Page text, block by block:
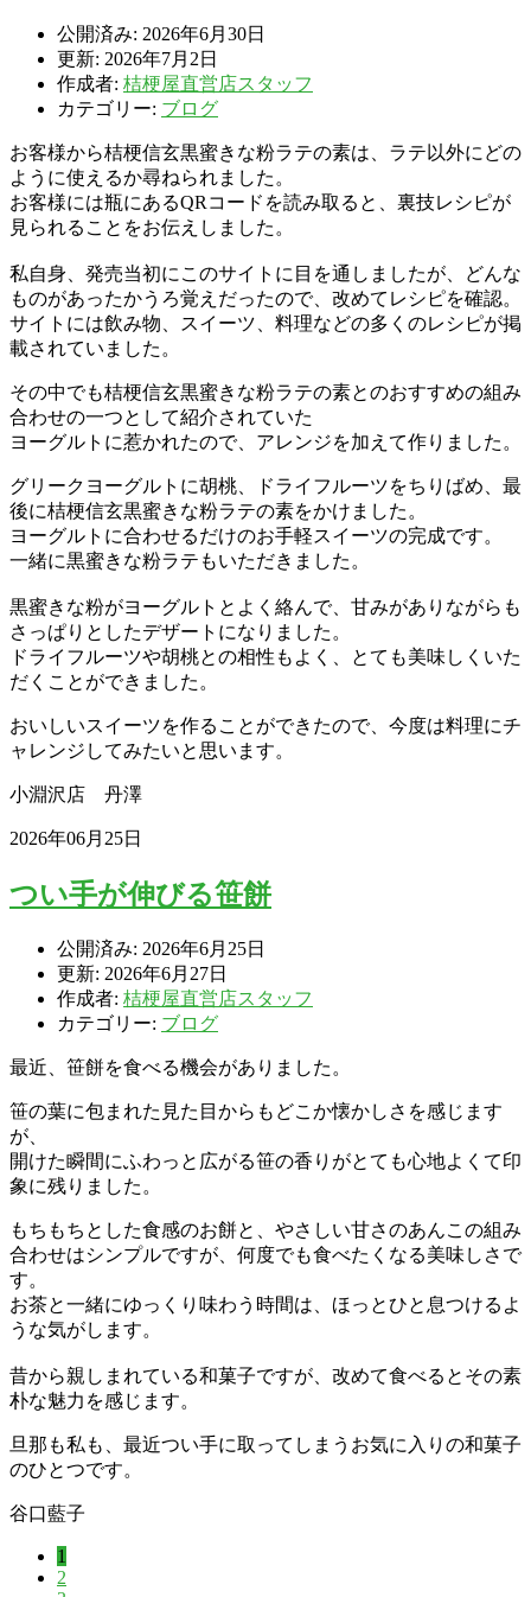
公開済み: 2026年6月30日
更新: 2026年7月2日
作成者: 桔梗屋直営店スタッフ
カテゴリー: ブログ
お客様から桔梗信玄黒蜜きな粉ラテの素は、ラテ以外にどの
ように使えるか尋ねられました。
お客様には瓶にあるQRコードを読み取ると、裏技レシピが
見られることをお伝えしました。
私自身、発売当初にこのサイトに目を通しましたが、どんな
ものがあったかうろ覚えだったので、改めてレシピを確認。
サイトには飲み物、スイーツ、料理などの多くのレシピが掲
載されていました。
その中でも桔梗信玄黒蜜きな粉ラテの素とのおすすめの組み
合わせの一つとして紹介されていた
ヨーグルトに惹かれたので、アレンジを加えて作りました。
グリークヨーグルトに胡桃、ドライフルーツをちりばめ、最
後に桔梗信玄黒蜜きな粉ラテの素をかけました。
ヨーグルトに合わせるだけのお手軽スイーツの完成です。
一緒に黒蜜きな粉ラテもいただきました。
黒蜜きな粉がヨーグルトとよく絡んで、甘みがありながらも
さっぱりとしたデザートになりました。
ドライフルーツや胡桃との相性もよく、とても美味しくいた
だくことができました。
おいしいスイーツを作ることができたので、今度は料理にチ
ャレンジしてみたいと思います。
小淵沢店 丹澤
2026年06月25日
つい手が伸びる笹餅
公開済み: 2026年6月25日
更新: 2026年6月27日
作成者: 桔梗屋直営店スタッフ
カテゴリー: ブログ
最近、笹餅を食べる機会がありました。
笹の葉に包まれた見た目からもどこか懐かしさを感じます
が、
開けた瞬間にふわっと広がる笹の香りがとても心地よくて印
象に残りました。
もちもちとした食感のお餅と、やさしい甘さのあんこの組み
合わせはシンプルですが、何度でも食べたくなる美味しさで
す。
お茶と一緒にゆっくり味わう時間は、ほっとひと息つけるよ
うな気がします。
昔から親しまれている和菓子ですが、改めて食べるとその素
朴な魅力を感じます。
旦那も私も、最近つい手に取ってしまうお気に入りの和菓子
のひとつです。
谷口藍子
1
2